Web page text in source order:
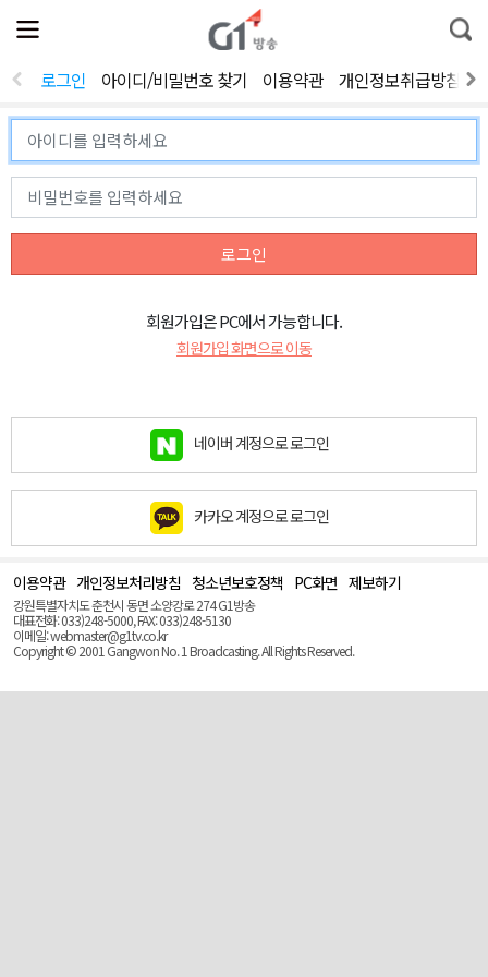
전
체
뉴
열
통
합
색
로그인 아이디/비밀번호 찾기 이용약관 개인정보취급방침
로그인
회원가입은 PC에서 가능합니다.
회원가입 화면으로 이동
네이버 계정으로 로그인
카카오 계정으로 로그인
이용약관 개인정보처리방침 청소년보호정책 PC화면 제보하기
강원특별자치도 춘천시 동면 소양강로 274 G1방송
대표전화: 033)248-5000, FAX: 033)248-5130
이메일: webmaster@g1tv.co.kr
Copyright © 2001 Gangwon No. 1 Broadcasting. All Rights Reserved.